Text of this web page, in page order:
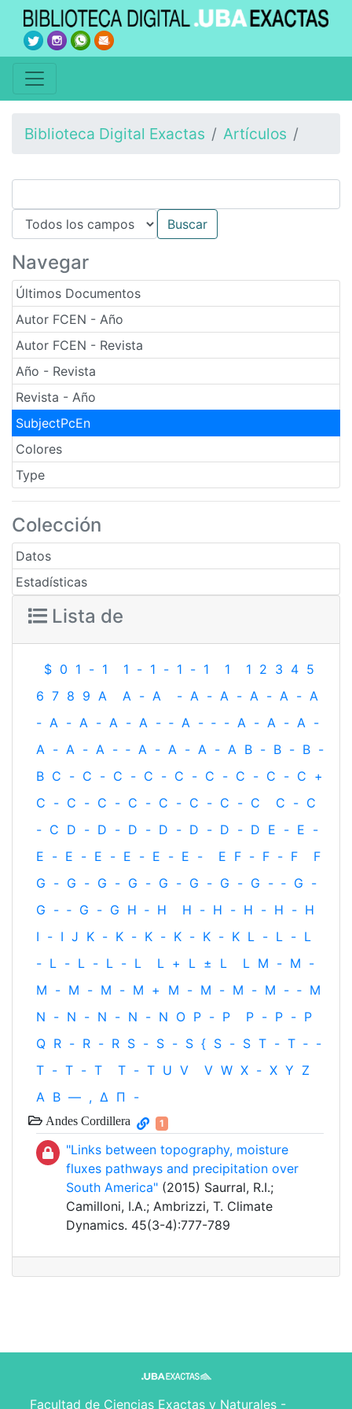
Biblioteca Digital Exactas Artículos
Navegar
Últimos Documentos
Autor FCEN - Año
Autor FCEN - Revista
Año - Revista
Revista - Año
SubjectPcEn
Colores
Type
Colección
Datos
Estadísticas
Lista de
$ 0 1 - 1 1 - 1 - 1 - 1 1 1 2 3 4 5
6 7 8 9 A A - A - A - A - A - A - A
- A - A - A - A - ‐ A - ‐ - A - A - A -
A - A - A - ‐ A - A - A - A B - B - B -
B C - C - C - C - C - C - C - C - C +
C - C - C - C - C - C - C - C C - C
- C D - D - D - D - D - D - D E - E -
E - E - E - E - E - E - E F - F - F
F
G - G - G - G - G - G - G - G - ‐ G -
G - ‐ G - G H ‐ H H - H - H - H - H
I - I J K - K - K - K - K - K L - L - L
- L - L - L - L L + L ± L L M - M -
M - M - M - M + M - M - M - M - ‐ M
N - N - N - N - N O P - P P - P - P
Q R - R - R S - S - S { S - S T - T ‐ -
T - T - T T - T U V V W X - X Y Z
Α Β — , Δ Π -
Andes Cordillera 1
"Links between topography, moisture
fluxes pathways and precipitation over
South America" (2015) Saurral, R.I.;
Camilloni, I.A.; Ambrizzi, T. Climate
Dynamics. 45(3-4):777-789
Facultad de Ciencias Exactas y Naturales -